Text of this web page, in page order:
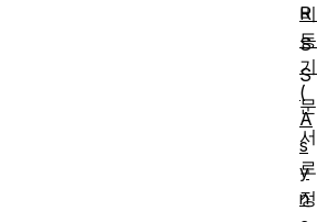
R
S
S
문
서
로
정
비
동
기
(
A
s
y
n